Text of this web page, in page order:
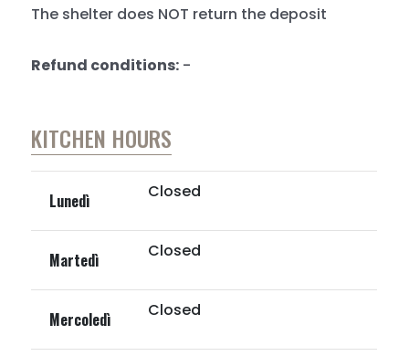
The shelter does NOT return the deposit
Refund conditions: -
KITCHEN HOURS
Lunedì Closed
Martedì Closed
Mercoledì Closed